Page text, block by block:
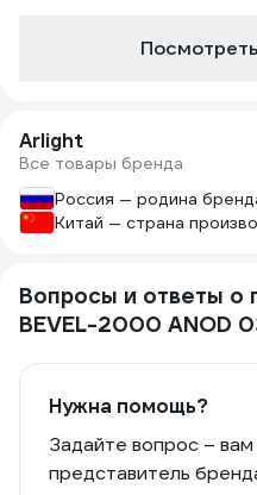
Arlight
Все товары бренда
Россия — родина
Китай — страна
Вопросы и ответы о
BEVEL-2000 ANOD
Нужна помощь?
Задайте вопрос –
представитель